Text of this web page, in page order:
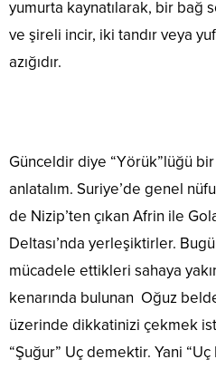
yumurta kaynatılarak, bir bağ
ve şireli incir, iki tandır veya
azığıdır.
Günceldir diye “Yörük”lüğü
anlatalım. Suriye’de genel
de Nizip’ten çıkan Afrin ile
Deltası’nda yerleşiktirler.
mücadele ettikleri sahaya
kenarında bulunan Oğuz
üzerinde dikkatinizi çekmek
“Şuğur” Uç demektir. Yani